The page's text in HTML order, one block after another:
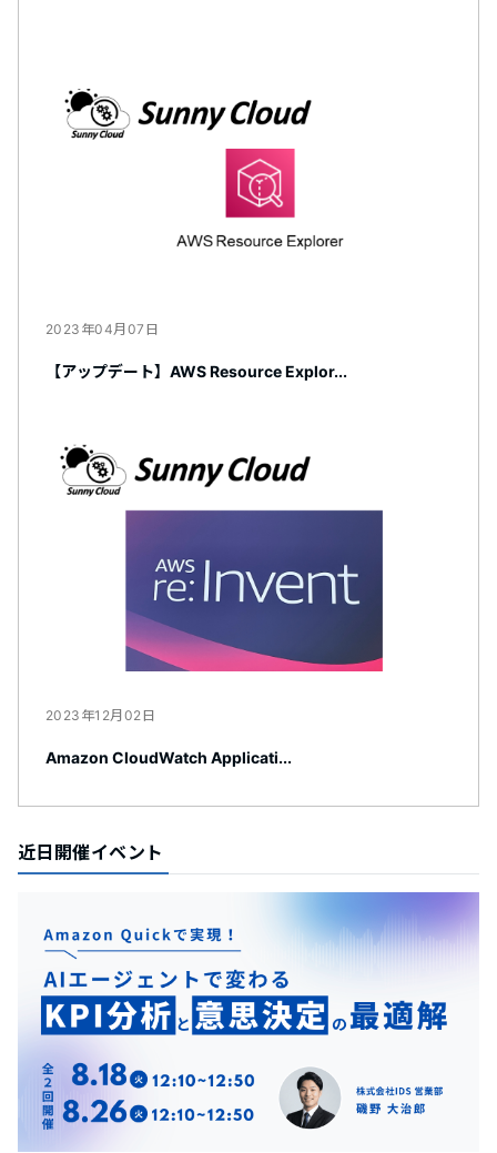
2023年04月07日
【アップデート】AWS Resource Explor...
2023年12月02日
Amazon CloudWatch Applicati...
近日開催イベント